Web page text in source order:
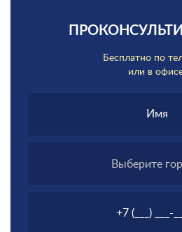
Бесплатно по
или в
Выберите